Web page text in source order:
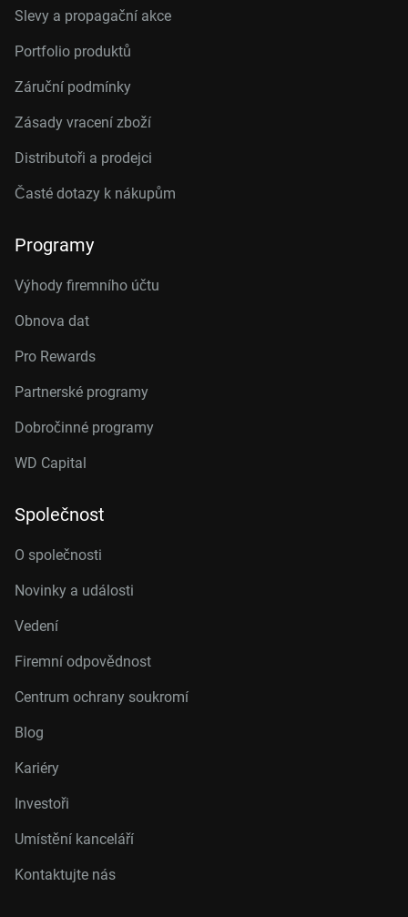
Slevy a propagační akce
Portfolio produktů
Záruční podmínky
Zásady vracení zboží
Distributoři a prodejci
Časté dotazy k nákupům
Programy
Výhody firemního účtu
Obnova dat
Pro Rewards
Partnerské programy
Dobročinné programy
WD Capital
Společnost
O společnosti
Novinky a události
Vedení
Firemní odpovědnost
Centrum ochrany soukromí
Blog
Kariéry
Investoři
Umístění kanceláří
Kontaktujte nás